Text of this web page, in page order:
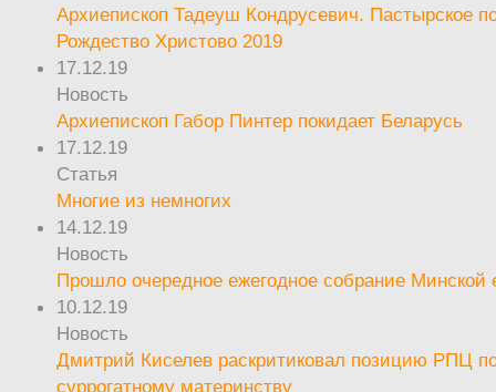
Архиепископ Тадеуш Кондрусевич. Пастырское
Рождество Христово 2019
17.12.19
Новость
Архиепископ Габор Пинтер покидает Беларусь
17.12.19
Статья
Многие из немногих
14.12.19
Новость
Прошло очередное ежегодное собрание
10.12.19
Новость
Дмитрий Киселев раскритиковал позицию РПЦ
суррогатному материнству